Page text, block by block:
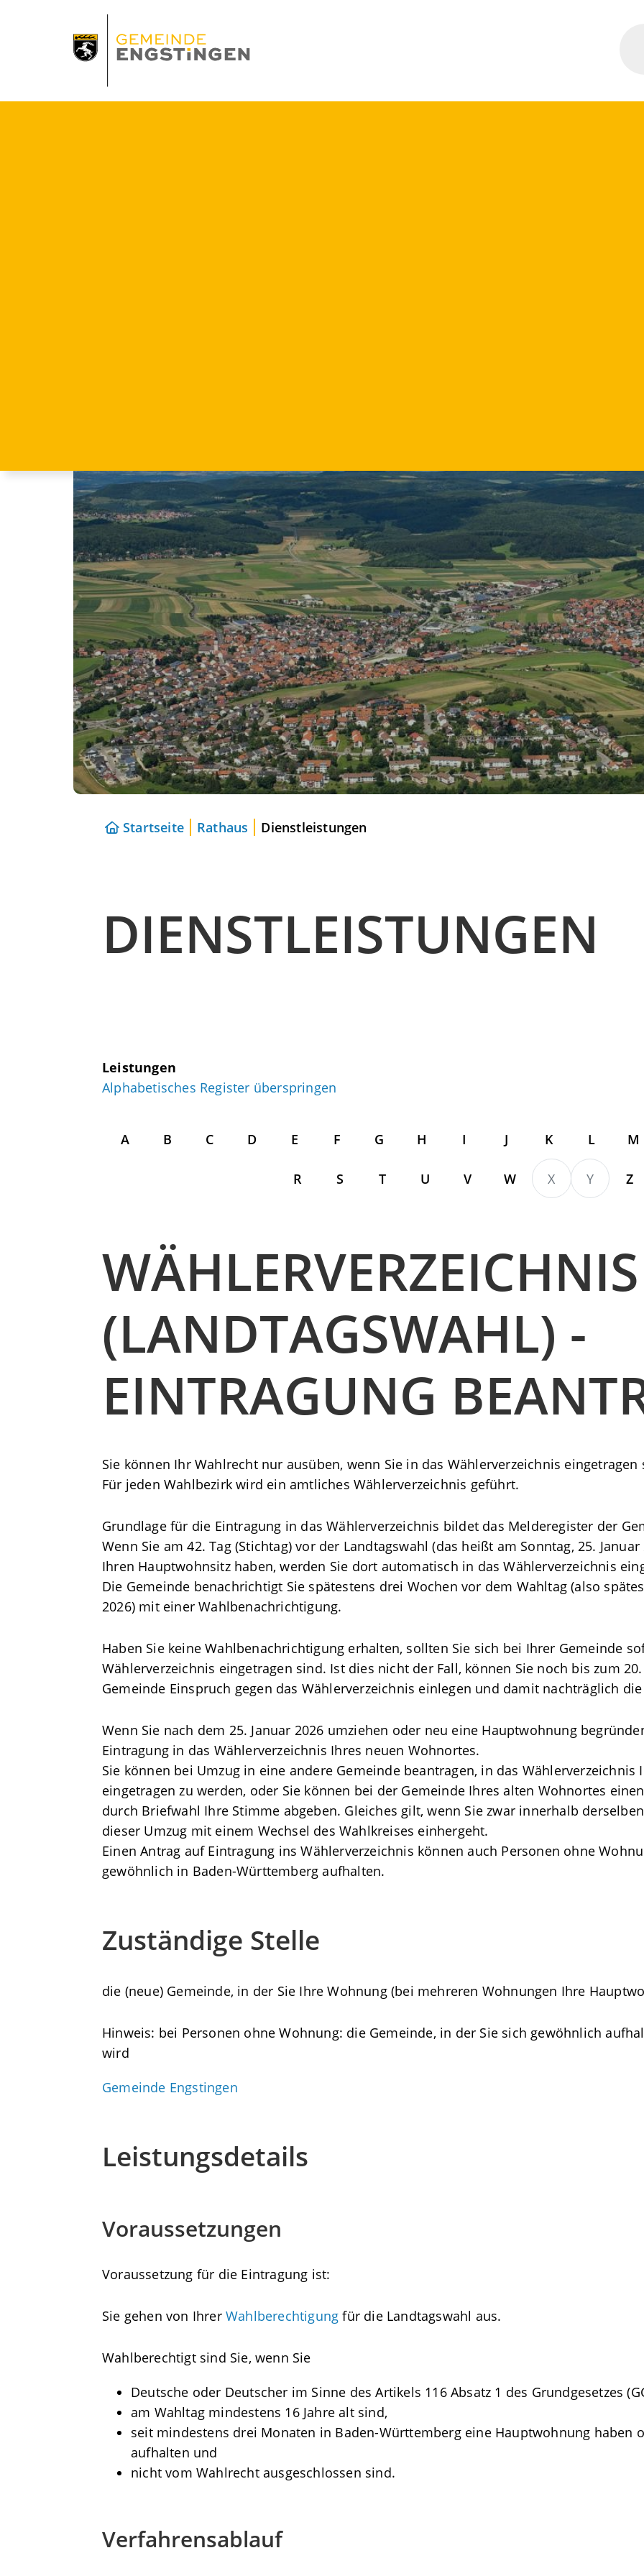
Startseite Rathaus Dienstleistungen
DIENSTLEISTUNGEN
Leistungen
Alphabetisches Register überspringen
A B C D E F G H I J K L M
R S T U V W X Y Z
WÄHLERVERZEICHNIS
(LANDTAGSWAHL) -
EINTRAGUNG
Sie können Ihr Wahlrecht nur ausüben, wenn Sie in das Wählerverzeichnis eingetragen
Für jeden Wahlbezirk wird ein amtliches Wählerverzeichnis geführt.
Grundlage für die Eintragung in das Wählerverzeichnis bildet das Melderegister der
Wenn Sie am 42. Tag (Stichtag) vor der Landtagswahl (das heißt am Sonntag, 25.
Ihren Hauptwohnsitz haben, werden Sie dort automatisch in das Wählerverzeichnis
Die Gemeinde benachrichtigt Sie spätestens drei Wochen vor dem Wahltag (also
2026) mit einer Wahlbenachrichtigung.
Haben Sie keine Wahlbenachrichtigung erhalten, sollten Sie sich bei Ihrer Gemeinde
Wählerverzeichnis eingetragen sind. Ist dies nicht der Fall, können Sie noch bis zum
Gemeinde Einspruch gegen das Wählerverzeichnis einlegen und damit nachträglich
Wenn Sie nach dem 25. Januar 2026 umziehen oder neu eine Hauptwohnung
Eintragung in das Wählerverzeichnis Ihres neuen Wohnortes.
Sie können bei Umzug in eine andere Gemeinde beantragen, in das Wählerverzeichnis
eingetragen zu werden, oder Sie können bei der Gemeinde Ihres alten Wohnortes
durch Briefwahl Ihre Stimme abgeben. Gleiches gilt, wenn Sie zwar innerhalb
dieser Umzug mit einem Wechsel des Wahlkreises einhergeht.
Einen Antrag auf Eintragung ins Wählerverzeichnis können auch Personen ohne
gewöhnlich in Baden-Württemberg aufhalten.
Zuständige Stelle
die (neue) Gemeinde, in der Sie Ihre Wohnung (bei mehreren Wohnungen Ihre
Hinweis: bei Personen ohne Wohnung: die Gemeinde, in der Sie sich gewöhnlich
wird
Gemeinde Engstingen
Leistungsdetails
Voraussetzungen
Voraussetzung für die Eintragung ist:
Sie gehen von Ihrer Wahlberechtigung für die Landtagswahl aus.
Wahlberechtigt sind Sie, wenn Sie
Deutsche oder Deutscher im Sinne des Artikels 116 Absatz 1 des Grundgesetzes
am Wahltag mindestens 16 Jahre alt sind,
seit mindestens drei Monaten in Baden-Württemberg eine Hauptwohnung haben
aufhalten und
nicht vom Wahlrecht ausgeschlossen sind.
Verfahrensablauf